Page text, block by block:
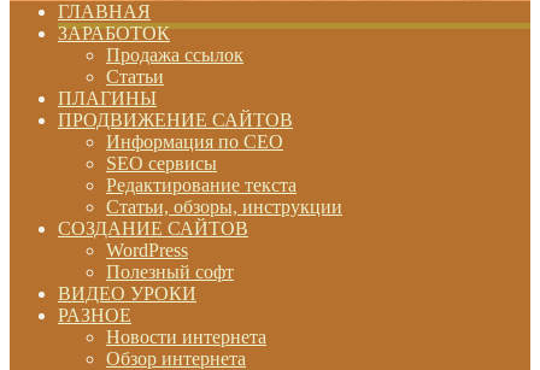
ГЛАВНАЯ
ЗАРАБОТОК
Продажа ссылок
Статьи
ПЛАГИНЫ
ПРОДВИЖЕНИЕ САЙТОВ
Информация по СЕО
SEO сервисы
Редактирование текста
Статьи, обзоры, инструкции
СОЗДАНИЕ САЙТОВ
WordPress
Полезный софт
ВИДЕО УРОКИ
РАЗНОЕ
Новости интернета
Обзор интернета